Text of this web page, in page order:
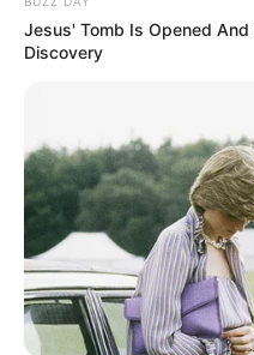
Jesus' Tomb Is Opened
Discovery